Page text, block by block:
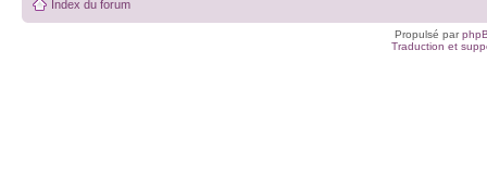
Index du forum
Propulsé par
Traduction et